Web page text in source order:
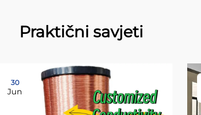
Praktični savjeti
30
Jun